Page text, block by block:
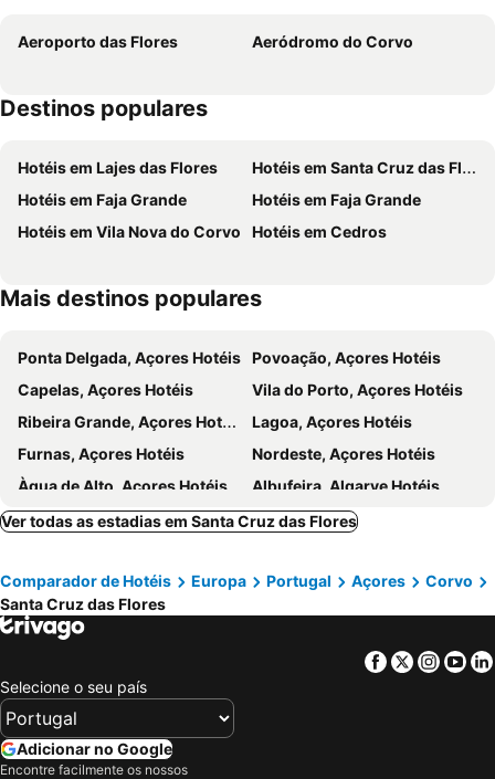
Aeroporto das Flores Aeródromo do Corvo
Destinos populares
Hotéis em Lajes das Flores
Hotéis em Santa Cruz das Flores
Hotéis em Faja Grande
Hotéis em Faja Grande
Hotéis em Vila Nova do Corvo
Hotéis em Cedros
Mais destinos populares
Ponta Delgada, Açores Hotéis Povoação, Açores Hotéis
Capelas, Açores Hotéis
Vila do Porto, Açores Hotéis
Ribeira Grande, Açores Hotéis
Lagoa, Açores Hotéis
Furnas, Açores Hotéis
Nordeste, Açores Hotéis
Àgua de Alto, Açores Hotéis
Albufeira, Algarve Hotéis
Lisboa, Lisboa e Vale do Tejo Hotéis
Porto, Norte de Portugal Hotéis
Vila Nova de Milfontes, Alentejo Hotéis
Funchal, Madeira Hotéis
Évora, Alentejo Hotéis
Figueira da Foz, Centro de Portugal Hotéis
Ver todas as estadias em Santa Cruz das Flores
Comparador de Hotéis Europa Portugal Açores
Corvo
Santa Cruz das Flores
Facebook
Twitter
Selecione o seu país
Adicionar no Google
Encontre facilmente os nossos